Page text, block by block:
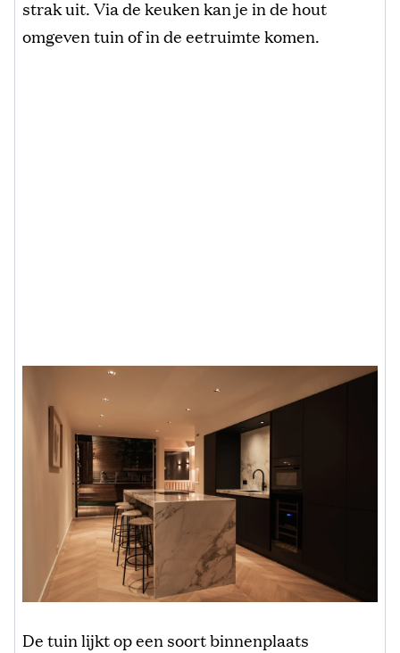
strak uit. Via de keuken kan je in de hout
omgeven tuin of in de eetruimte komen.
De tuin lijkt op een soort binnenplaats